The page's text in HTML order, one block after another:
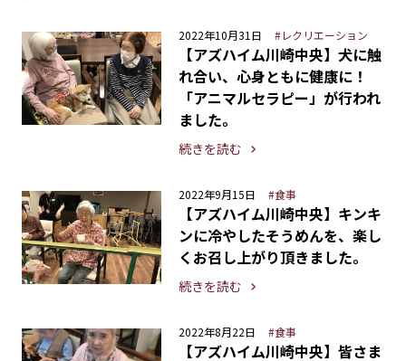
2022年10月31日 #レクリエーション
【アズハイム川崎中央】犬に触
れ合い、心身ともに健康に！
「アニマルセラピー」が行われ
ました。
続きを読む
2022年9月15日 #食事
【アズハイム川崎中央】キンキ
ンに冷やしたそうめんを、楽し
くお召し上がり頂きました。
続きを読む
2022年8月22日 #食事
【アズハイム川崎中央】皆さま